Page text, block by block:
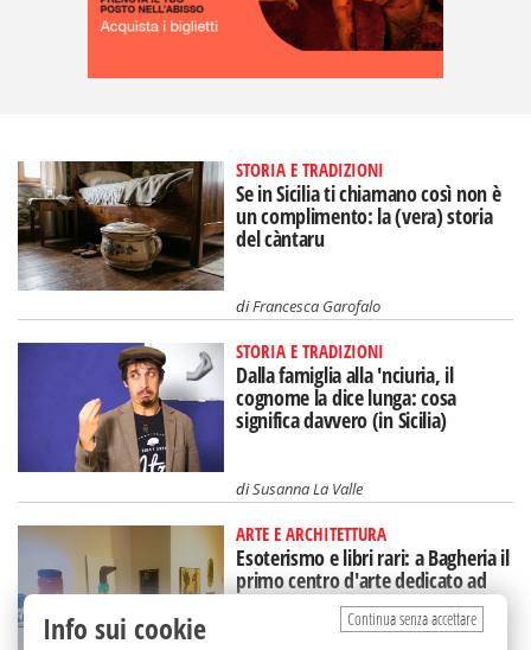
STORIA E TRADIZIONI
Se in Sicilia ti chiamano così non è
un complimento: la (vera) storia
del càntaru
diFrancesca Garofalo
STORIA E TRADIZIONI
Dalla famiglia alla 'nciuria, il
cognome la dice lunga: cosa
significa davvero (in Sicilia)
diSusanna La Valle
ARTE E ARCHITETTURA
Esoterismo e libri rari: a Bagheria il
primo centro d'arte dedicato ad
Aleister Crowley
Continua senza accettare
Info sui cookie